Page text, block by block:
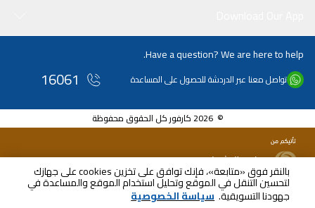
بالنقر فوق «متابعة»، فإنك توافق على تخزين cookies على جهازك
لتحسين التنقل في الموقع وتحليل استخدام الموقع والمساعدة في
جهودنا التسويقية. سياسة الخصوصية
Have a question? We are here to help.
تواصل معنا عبر الدردشة للحصول على المساعدة 16061
© 2026 كارفور كل الحقوق محفوظة